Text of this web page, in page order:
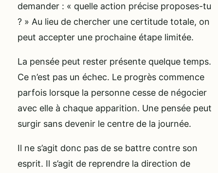
demander : « quelle action précise proposes-tu
? » Au lieu de chercher une certitude totale, on
peut accepter une prochaine étape limitée.
La pensée peut rester présente quelque temps.
Ce n’est pas un échec. Le progrès commence
parfois lorsque la personne cesse de négocier
avec elle à chaque apparition. Une pensée peut
surgir sans devenir le centre de la journée.
Il ne s’agit donc pas de se battre contre son
esprit. Il s’agit de reprendre la direction de